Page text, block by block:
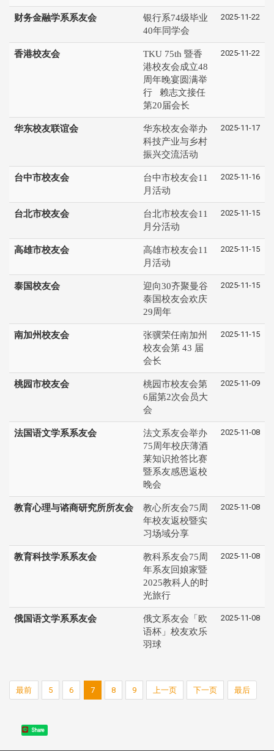
财务金融学系系友会
银行系74级毕业
40年同学会
2025-11-22
香港校友会
TKU 75th 暨香
港校友会成立48
周年晚宴圆满举
行 赖志文接任
第20届会长
2025-11-22
华东校友联谊会
华东校友会举办
科技产业与乡村
振兴交流活动
2025-11-17
台中市校友会
台中市校友会11
月活动
2025-11-16
台北市校友会
台北市校友会11
月分活动
2025-11-15
高雄市校友会
高雄市校友会11
月活动
2025-11-15
泰国校友会
迎向30齐聚曼谷
泰国校友会欢庆
29周年
2025-11-15
南加州校友会
张骥荣任南加州
校友会第 43 届
会长
2025-11-15
桃园市校友会
桃园市校友会第
6届第2次会员大
会
2025-11-09
法国语文学系系友会
法文系友会举办
75周年校庆薄酒
莱知识抢答比赛
暨系友感恩返校
晚会
2025-11-08
教育心理与谘商研究所所友会
教心所友会75周
年校友返校暨实
习场域分享
2025-11-08
教育科技学系系友会
教科系友会75周
年系友回娘家暨
2025教科人的时
光旅行
2025-11-08
俄国语文学系系友会
俄文系友会「欧
语杯」校友欢乐
羽球
2025-11-08
最前 5 6 7 8 9 上一页 下一页 最后
Share